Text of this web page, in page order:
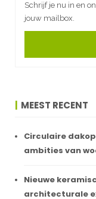
Schrijf je nu in en
jouw mailbox.
MEEST RECENT
Circulaire
ambities van
Nieuwe
architecturale